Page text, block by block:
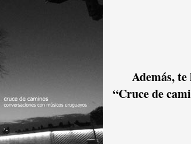
2005
Además,
“Cruce de